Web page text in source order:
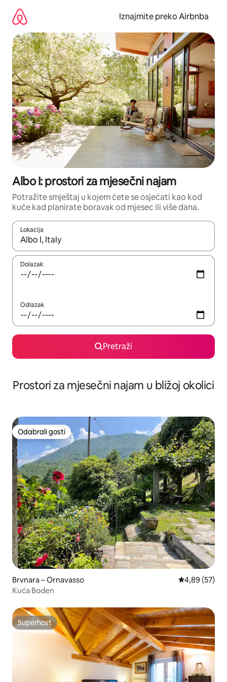
sadržaj
Iznajmite preko Airbnba
Albo I: prostori za mjesečni najam
Potražite smještaj u kojem ćete se osjećati kao kod
kuće kad planirate boravak od mjesec ili više dana.
Lokacija
Kada budu dostupni rezultati, moći ćete ih pregledati
Dolazak
Odlazak
Pretraži
Prostori za mjesečni najam u bližoj okolici
Odabrali gosti
Odabrali gosti
Brvnara – Ornavasso Prosječna
4,89 (57)
Kuća Boden
Superhost
Superhost